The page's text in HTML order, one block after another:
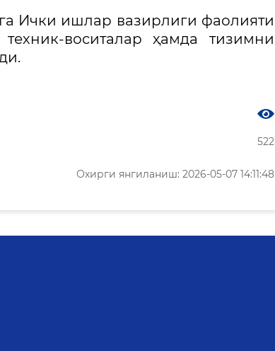
Ички ишлар вазирлиги фаолияти
воситалар ҳамда тизимни
522
Охирги янгиланиш: 2026-05-07 14:11:48